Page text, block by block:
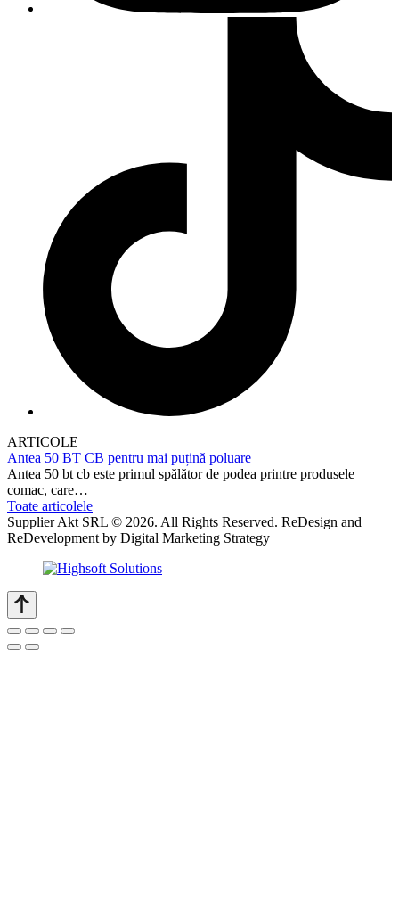
ARTICOLE
Antea 50 BT CB pentru mai puțină poluare
Antea 50 bt cb este primul spălător de podea printre produsele
comac, care…
Toate articolele
Supplier Akt SRL © 2026. All Rights Reserved. ReDesign and
ReDevelopment by Digital Marketing Strategy